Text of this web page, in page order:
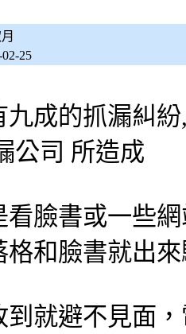
02-25
九成的抓漏糾
公司 所造成
看臉書或一些
格和臉書就出
到就避不見面